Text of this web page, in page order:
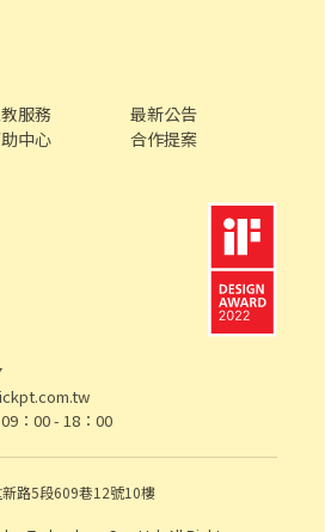
服務
最新公告
中心 合作提案
：00 - 18：00
路5段609巷12號10樓